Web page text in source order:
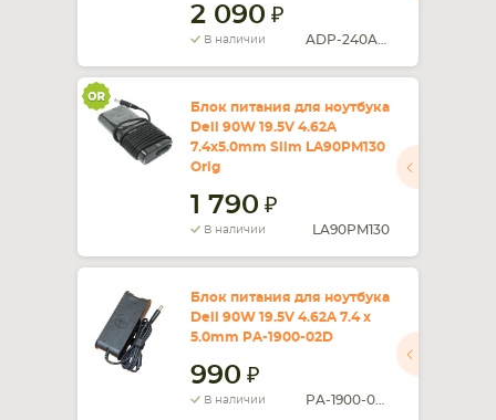
2 090
В наличии
Блок питания для ноутбука
Dell 90W 19.5V 4.62A
7.4x5.0mm Slim LA90PM130
Orig
1 790
В наличии LA90PM130
Блок питания для ноутбука
Dell 90W 19.5V 4.62A 7.4 x
5.0mm PA-1900-02D
990
В наличии